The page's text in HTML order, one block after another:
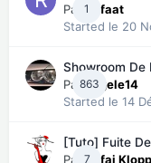
1
ParRefaat
Started le 20
863
Showroom De
Parangele14
Started le 14
7
[Tuto] Fuite
ParKafai Klopp